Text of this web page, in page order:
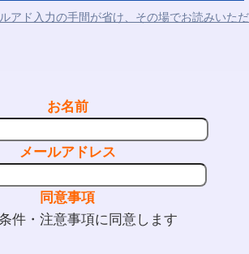
アド入力の手間が省け、その場でお読みいただ
お名前
メールアドレス
同意事項
件・注意事項に同意します